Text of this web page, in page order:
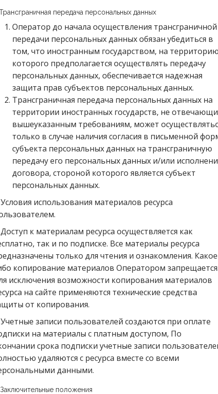
передача персональных данных
Оператор до начала осуществления трансграничной
передачи персональных данных обязан убедиться в
том, что иностранным государством, на
которого предполагается осуществлять передачу
персональных данных, обеспечивается надежная
защита прав субъектов персональных данных.
Трансграничная передача персональных данных на
территории иностранных государств, не
вышеуказанным требованиям, может
только в случае наличия согласия в письменной
субъекта персональных данных на трансграничную
передачу его персональных данных и/или
договора, стороной которого является субъект
персональных данных.
использования материалов ресурса
к материалам ресурса осуществляется как
так и по подписке. Все материалы ресурса
только для чтения и ознакомления.
копирование материалов Оператором
исключения возможности копирования материалов
на сайте применяются технические средства
от копирования.
записи пользователей создаются при оплате
на материалы с платным доступом, По
срока подписки учетные записи
удаляются с ресурса вместе со всеми
данными.
положения